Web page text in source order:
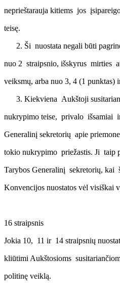
neprieštarauja kitiems jos
teisę.
Ši nuostata negali būti
nuo 2 straipsnio, išskyrus mirties
veiksmų, arba nuo 3, 4 (1 punktas)
Kiekviena Aukštoji
nukrypimo teise, privalo išsamiai
Generalinį sekretorių apie
tokio nukrypimo priežastis. Ji taip
Tarybos Generalinį sekretorių, kai
Konvencijos nuostatos vėl visiškai
16 straipsnis
Jokia 10, 11 ir 14 straipsnių
kliūtimi Aukštosioms
politinę veiklą.